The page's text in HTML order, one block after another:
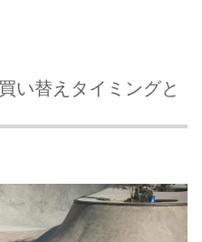
い替えタイミングと